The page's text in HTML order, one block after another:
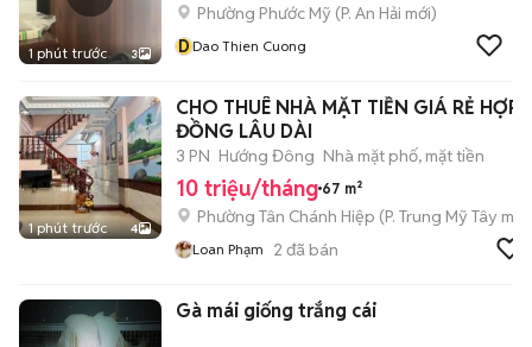
1 phút trước 3
Phường Phước Mỹ (P. An Hải mới)
DDao Thien Cuong
1 phút trước 4
CHO THUÊ NHÀ MẶT TIỀN GIÁ RẺ HỢP
ĐỒNG LÂU DÀI
3 PN Hướng Đông Nhà mặt phố, mặt tiền
10 triệu/tháng 67 m²
Phường Tân Chánh Hiệp (P. Trung Mỹ Tây mới)
Loan Phạm 2 đã bán
Gà mái giống trắng cái